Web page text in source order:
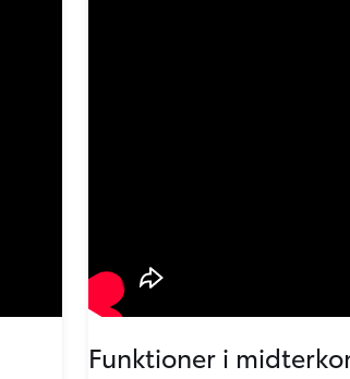
Funktioner i